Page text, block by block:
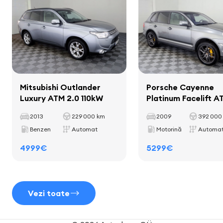
boxe
subwoofer
ecran
computer de bord
Interior
mănuși
Scaune
tapiserie din piele
Capacitatea de încărcare utilă
Distanța dintre axe
2780 mm
Mitsubishi Outlander
Luxury ATM 2.0 110kW
2013
229 000 km
Benzen
Automat
4999€
Porsche Cayenne
Platinum Facelift
2009
392 000
Motorină
5299€
Vezi toate